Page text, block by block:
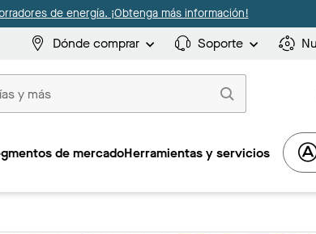
de energía. ¡Obtenga más información!
Dónde comprar Soporte
de mercadoHerramientas y servicios